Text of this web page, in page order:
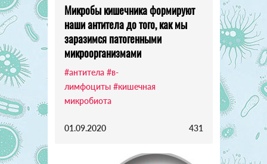
Микробы кишечника формируют
наши антитела до того, как мы
заразимся патогенными
микроорганизмами
#антитела #в-
лимфоциты #кишечная
микробиота
01.09.2020 431